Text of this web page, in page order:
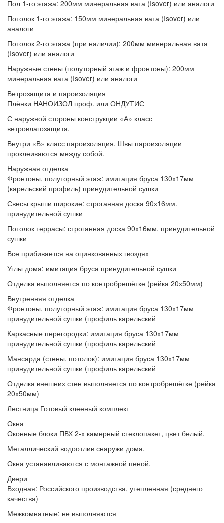
Пол 1-го этажа: 200мм минеральная вата (Isover) или аналоги
Потолок 1-го этажа: 150мм минеральная вата (Isover) или
аналоги
Потолок 2-го этажа (при наличии): 200мм минеральная вата
(Isover) или аналоги
Наружные стены (полуторный этаж и фронтоны): 200мм
минеральная вата (Isover) или аналоги
Ветрозащита и пароизоляция
Плёнки НАНОИЗОЛ проф. или ОНДУТИС
С наружной стороны конструкции «А» класс
ветровлагозащита.
Внутри «В» класс пароизоляция. Швы пароизоляции
проклеиваются между собой.
Наружная отделка
Фронтоны, полуторный этаж: имитация бруса 130х17мм
(карельский профиль) принудительной сушки
Свесы крыши широкие: строганная доска 90х16мм.
принудительной сушки
Потолок террасы: строганная доска 90х16мм. принудительной
сушки
Все прибивается на оцинкованных гвоздях
Углы дома: имитация бруса принудительной сушки
Отделка выполняется по контробрешётке (рейка 20х50мм)
Внутренняя отделка
Фронтоны, полуторный этаж: имитация бруса 130х17мм
принудительной сушки (профиль карельский
Каркасные перегородки: имитация бруса 130х17мм
принудительной сушки (профиль карельский
Мансарда (стены, потолок): имитация бруса 130х17мм
принудительной сушки (профиль карельский
Отделка внешних стен выполняется по контробрешётке (рейка
20х50мм)
Лестница Готовый клееный комплект
Окна
Оконные блоки ПВХ 2-х камерный стеклопакет, цвет белый.
Металлический водоотлив снаружи дома.
Окна устанавливаются с монтажной пеной.
Двери
Входная: Российского производства, утепленная (среднего
качества)
Межкомнатные: не выполняются